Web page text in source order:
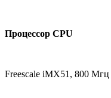
Процессор CPU
Freescale iMX51, 800 Мгц